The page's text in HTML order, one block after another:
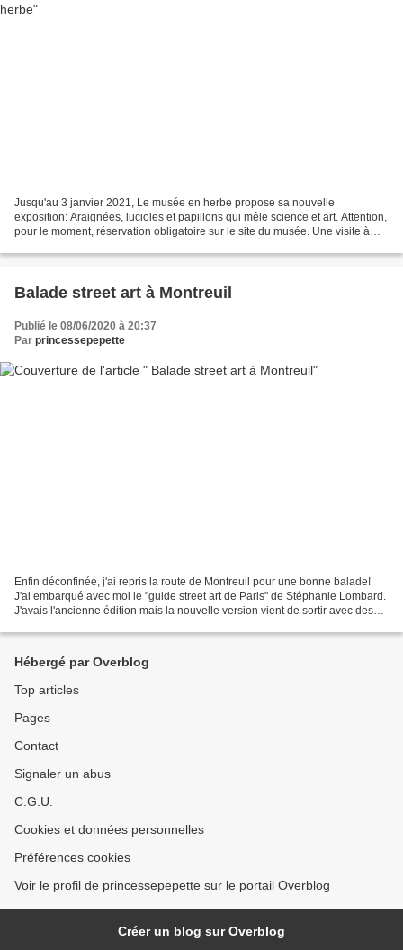
Jusqu'au 3 janvier 2021, Le musée en herbe propose sa nouvelle
exposition: Araignées, lucioles et papillons qui mêle science et art. Attention,
pour le moment, réservation obligatoire sur le site du musée. Une visite à
Balade street art à Montreuil
Publié le 08/06/2020 à 20:37
Par princessepepette
Enfin déconfinée, j'ai repris la route de Montreuil pour une bonne balade!
J'ai embarqué avec moi le "guide street art de Paris" de Stéphanie Lombard.
J'avais l'ancienne édition mais la nouvelle version vient de sortir avec des
Hébergé par Overblog
Top articles
Pages
Contact
Signaler un abus
C.G.U.
Cookies et données personnelles
Préférences cookies
Voir le profil de princessepepette sur le portail Overblog
Créer un blog sur Overblog